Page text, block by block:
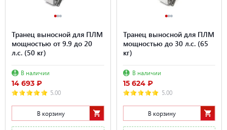
Транец выносной для ПЛМ
мощностью от 9.9 до 20
л.с. (50 кг)
В наличии
14 693 ₽
5.00
В корзину
Транец выносной для ПЛМ
мощностью до 30 л.с. (65
кг)
В наличии
15 624 ₽
5.00
В корзину